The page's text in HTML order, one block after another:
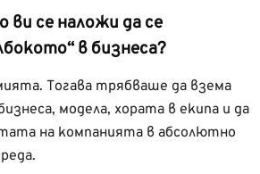
ви се наложи да се
в бизнеса?
Тогава трябваше да взема
модела, хората в екипа и да
на компанията в абсолютно